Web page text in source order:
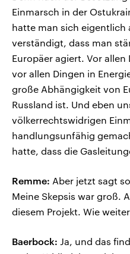
Einmarsch in der
hatte man sich eigentlich
verständigt, dass man
Europäer agiert. Vor
vor allen Dingen in
große Abhängigkeit von
Russland ist. Und eben
völkerrechtswidrigen
handlungsunfähig
hatte, dass die
Remme: Aber jetzt sagt
Meine Skepsis war groß.
diesem Projekt. Wie
Baerbock: Ja, und das